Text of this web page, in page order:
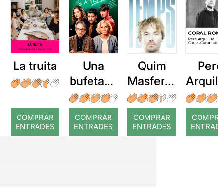
La truita
COMPRAR
ENTRADES
Una
bufetada
a temps
COMPRAR
ENTRADES
Quim
Masferre
r: Temps
COMPRAR
ENTRADES
: